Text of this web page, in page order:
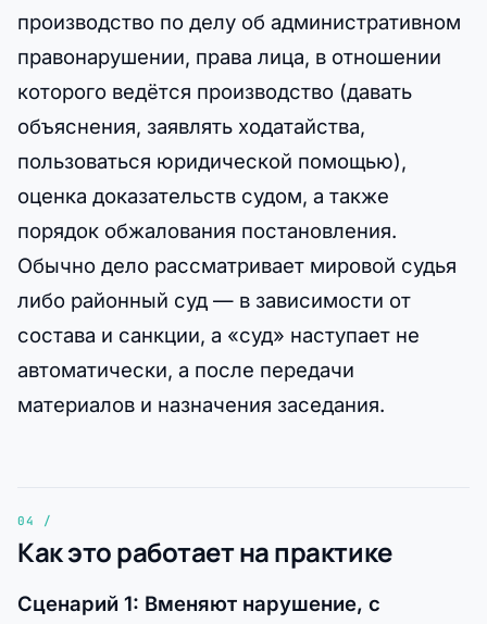
производство по делу об административном
правонарушении, права лица, в отношении
которого ведётся производство (давать
объяснения, заявлять ходатайства,
пользоваться юридической помощью),
оценка доказательств судом, а также
порядок обжалования постановления.
Обычно дело рассматривает мировой судья
либо районный суд — в зависимости от
состава и санкции, а «суд» наступает не
автоматически, а после передачи
материалов и назначения заседания.
Как это работает на практике
Сценарий 1: Вменяют нарушение, с